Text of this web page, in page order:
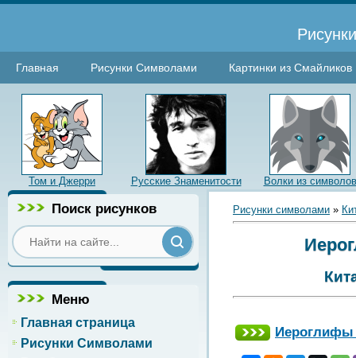
Главная Рисунки Символами Картинки из Смайликов
Том и Джерри Русские Знаменитости Волки из символов
Поиск рисунков
Меню
Главная страница
Рисунки Символами
Рисунки символами »
Иероглифы